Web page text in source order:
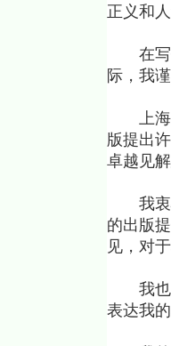
正义和
在写作
际，我
上海师
版提出
卓越见
我衷心
的出版
见，对
我也向
表达我